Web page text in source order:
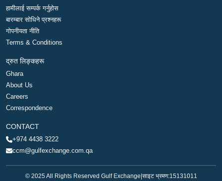
हामीलाई सम्पर्क गर्नुहोस
बारम्बार सोधिने प्रश्नहरू
गोपनीयता नीति
Terms & Conditions
द्रुत लिङ्कहरू
Ghara
About Us
Careers
Correspondence
CONTACT
+974 4438 3222
ccm@gulfexchange.com.qa
© 2025 All Rights Reserved Gulf Exchange साइट भ्रमण:15131011